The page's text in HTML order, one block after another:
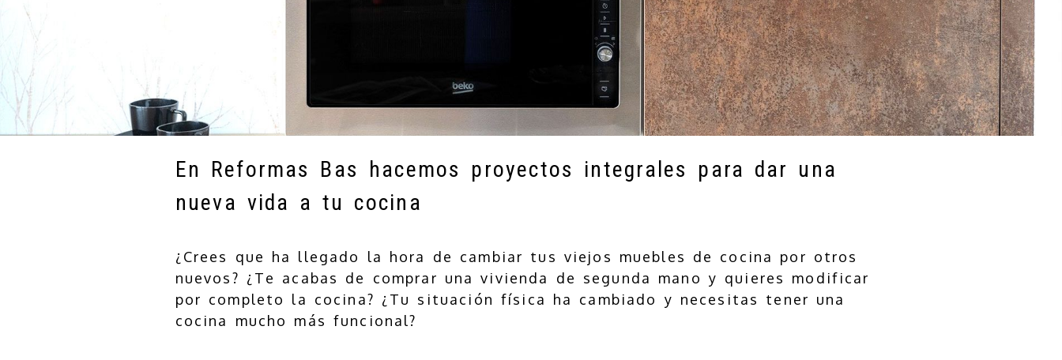
En Reformas Bas hacemos proyectos integrales para dar una
nueva vida a tu cocina
¿Crees que ha llegado la hora de cambiar tus viejos muebles de cocina por otros
nuevos? ¿Te acabas de comprar una vivienda de segunda mano y quieres modificar
por completo la cocina? ¿Tu situación física ha cambiado y necesitas tener una
cocina mucho más funcional?